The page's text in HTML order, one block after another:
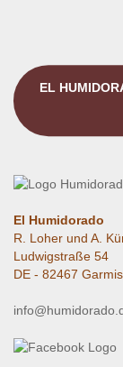
EL
El Humidorado
R. Loher und A.
Ludwigstraße 54
DE - 82467